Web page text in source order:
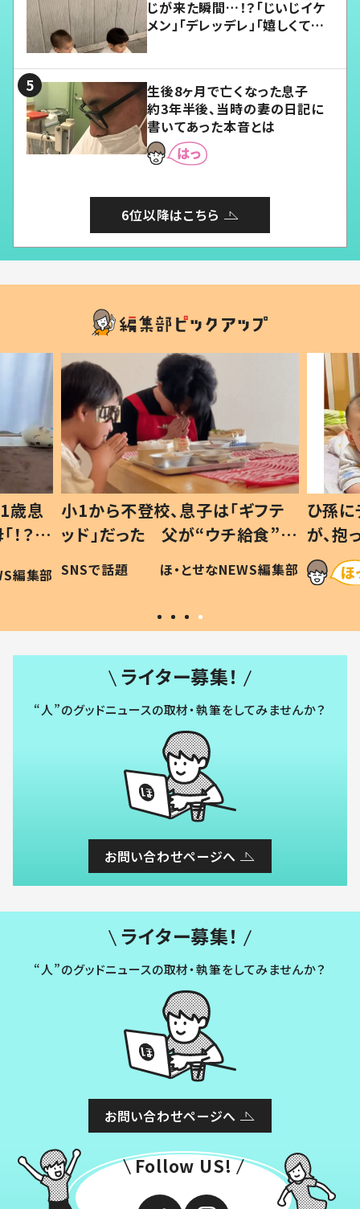
じが来た瞬間…！？「じいじイケ
メン」「デレッデレ」「嬉しくて可
生後8ヶ月で亡くなった息子
約3年半後、当時の妻の日記に
書いてあった本音とは
6位以降はこちら
歳息
？」
編集部
小1から不登校、息子は「ギフテ
ッド」だった 父が“ウチ給食”を
作り続ける理由とは #令和の親
#令和の子
SNSで話題 ほ・とせなNEWS編集部
ひ孫
が、
「涙が
い」
ライター募集！
“人”のグッドニュースの取材・執筆をしてみませんか？
お問い合わせページへ
ライター募集！
“人”のグッドニュースの取材・執筆をしてみませんか？
お問い合わせページへ
Follow US!